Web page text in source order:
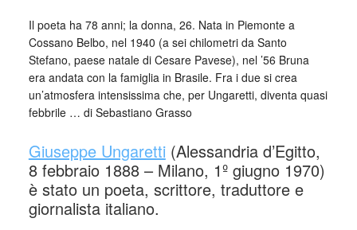
Il poeta ha 78 anni; la donna, 26. Nata in Piemonte a
Cossano Belbo, nel 1940 (a sei chilometri da Santo
Stefano, paese natale di Cesare Pavese), nel ’56 Bruna
era andata con la famiglia in Brasile. Fra i due si crea
un’atmosfera intensissima che, per Ungaretti, diventa quasi
febbrile … di Sebastiano Grasso
Giuseppe Ungaretti(Alessandria d’Egitto,
8 febbraio 1888 – Milano, 1º giugno 1970)
è stato un poeta, scrittore, traduttore e
giornalista italiano.